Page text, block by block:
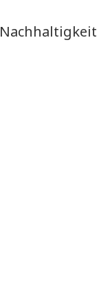
Nachhaltigkeit